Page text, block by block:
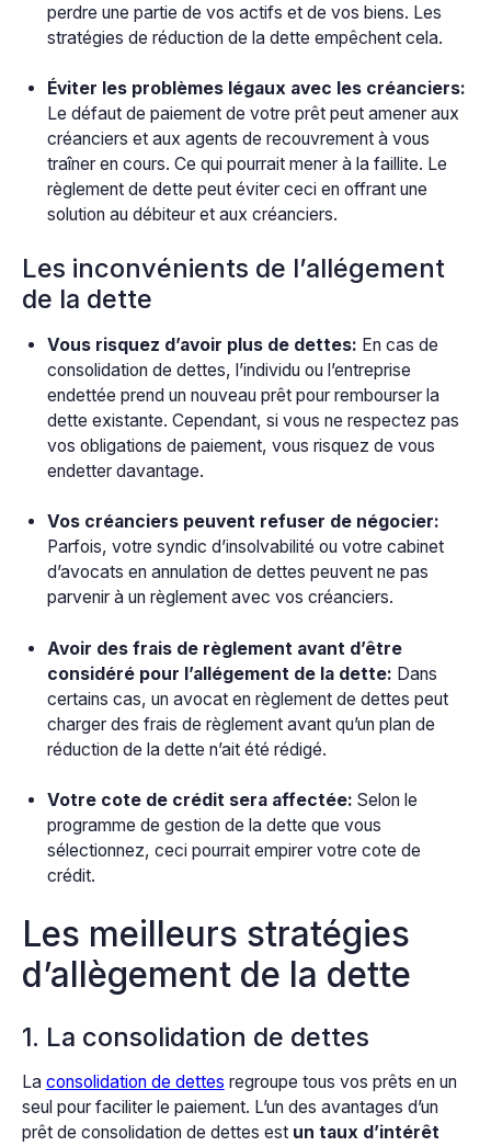
perdre une partie de vos actifs et de vos biens. Les
stratégies de réduction de la dette empêchent cela.
Éviter les problèmes légaux avec les créanciers:
Le défaut de paiement de votre prêt peut amener aux
créanciers et aux agents de recouvrement à vous
traîner en cours. Ce qui pourrait mener à la faillite. Le
règlement de dette peut éviter ceci en offrant une
solution au débiteur et aux créanciers.
Les inconvénients de l’allégement
de la dette
Vous risquez d’avoir plus de dettes: En cas de
consolidation de dettes, l’individu ou l’entreprise
endettée prend un nouveau prêt pour rembourser la
dette existante. Cependant, si vous ne respectez pas
vos obligations de paiement, vous risquez de vous
endetter davantage.
Vos créanciers peuvent refuser de négocier:
Parfois, votre syndic d’insolvabilité ou votre cabinet
d’avocats en annulation de dettes peuvent ne pas
parvenir à un règlement avec vos créanciers.
Avoir des frais de règlement avant d’être
considéré pour l’allégement de la dette: Dans
certains cas, un avocat en règlement de dettes peut
charger des frais de règlement avant qu’un plan de
réduction de la dette n’ait été rédigé.
Votre cote de crédit sera affectée:Selon le
programme de gestion de la dette que vous
sélectionnez, ceci pourrait empirer votre cote de
crédit.
Les meilleurs stratégies
d’allègement de la dette
1. La consolidation de dettes
La consolidation de dettes regroupe tous vos prêts en un
seul pour faciliter le paiement. L’un des avantages d’un
prêt de consolidation de dettes est un taux d’intérêt